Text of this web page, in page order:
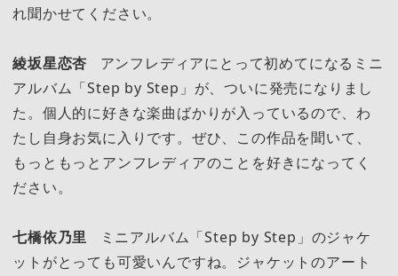
れ聞かせてください。
綾坂星恋杏 アンフレディアにとって初めてになるミニ
アルバム「Step by Step」が、ついに発売になりまし
た。個人的に好きな楽曲ばかりが入っているので、わ
たし自身お気に入りです。ぜひ、この作品を聞いて、
もっともっとアンフレディアのことを好きになってく
ださい。
七橋依乃里 ミニアルバム「Step by Step」のジャケ
ットがとっても可愛いんですね。ジャケットのアート